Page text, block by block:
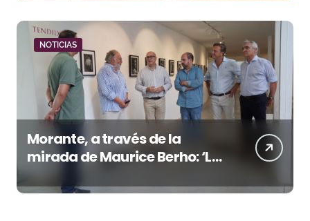
NOTICIAS
Morante, a través de la
mirada de Maurice Berho: ‘La
belleza del misterio’ llega a La
Malagueta